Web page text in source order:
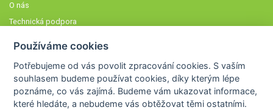
O nás
Technická podpora
Členové STOBklubu
Zásady nakládání s osobními údaji
Otestujte se
Používáme cookies
Potřebujeme od vás povolit zpracování cookies. S vaším
souhlasem budeme používat cookies, díky kterým lépe
poznáme,co vás zajímá. Budeme vám ukazovat informace,
které hledáte, a nebudeme vás obtěžovat těmi ostatními.